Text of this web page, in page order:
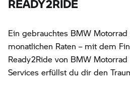
READY2RIDE
Ein gebrauchtes BMW Motorrad
monatlichen Raten – mit dem
Ready2Ride von BMW
Services erfüllst du dir den